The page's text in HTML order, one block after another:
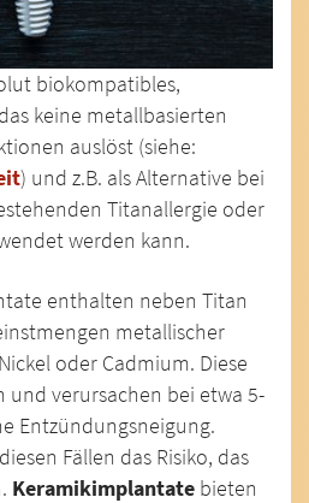
biokompatibles,
keine metallbasierten
auslöst (siehe:
) und z.B. als Alternative bei
Titanallergie oder
werden kann.
enthalten neben Titan
metallischer
oder Cadmium. Diese
und verursachen bei etwa 5-
Entzündungsneigung.
Fällen das Risiko, das
Keramikimplantate bieten